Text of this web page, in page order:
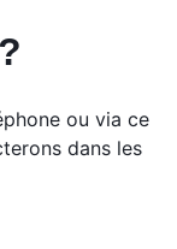
ou via ce
dans les